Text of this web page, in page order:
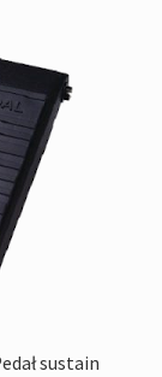
sustain